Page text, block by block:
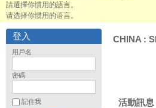
請選擇你慣用的語言。
请选择你惯用的语言。
登入
用戶名
密碼
記住我
CHINA :
活動訊息